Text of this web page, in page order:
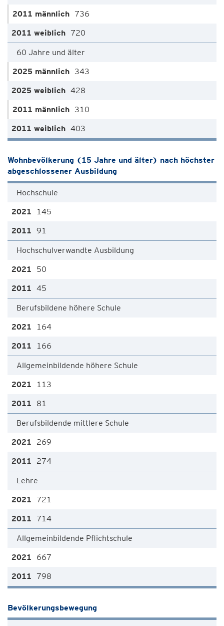
736
720
60 Jahre und älter
343
428
310
403
Wohnbevölkerung (15 Jahre und älter) nach höchster
abgeschlossener Ausbildung
Hochschule
145
91
Hochschulverwandte Ausbildung
50
45
Berufsbildene höhere Schule
164
166
Allgemeinbildende höhere Schule
113
81
Berufsbildende mittlere Schule
269
274
Lehre
721
714
Allgemeinbildende Pflichtschule
667
798
Bevölkerungsbewegung